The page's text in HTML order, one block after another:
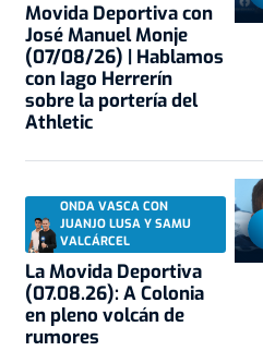
Movida Deportiva con
José Manuel Monje
(07/08/26) | Hablamos
con Iago Herrerín
sobre la portería del
Athletic
ONDA VASCA CON
JUANJO LUSA Y SAMU
VALCÁRCEL
La Movida Deportiva
(07.08.26): A Colonia
en pleno volcán de
rumores